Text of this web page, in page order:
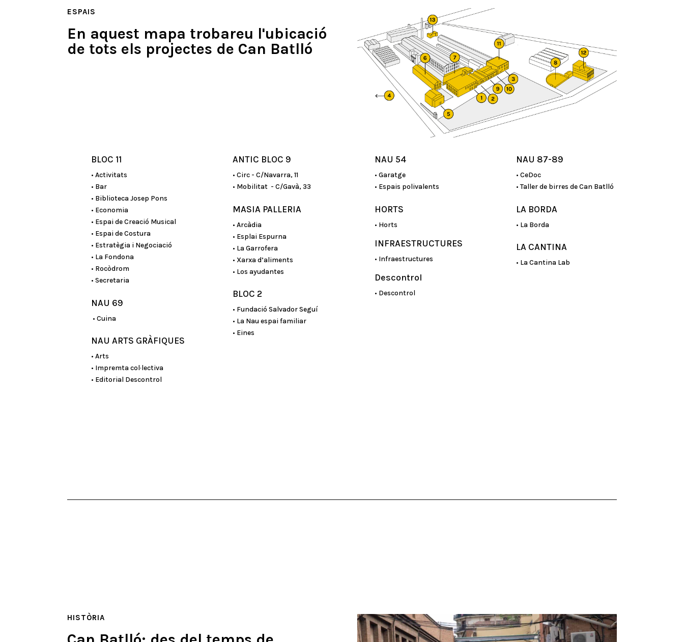
ESPAIS
En aquest mapa trobareu l'ubicació
de tots els projectes de Can Batlló
BLOC 11
• Activitats
• Bar
• Biblioteca Josep Pons
• Economia
• Espai de Creació Musical
• Espai de Costura
• Estratègia i Negociació
• La Fondona
• Rocòdrom
• Secretaria
NAU 69
• Cuina
NAU ARTS GRÀFIQUES
• Arts
• Impremta col·lectiva
• Editorial Descontrol
ANTIC BLOC 9
• Circ - C/Navarra, 11
• Mobilitat - C/Gavà, 33
MASIA PALLERIA
• Arcàdia
• Esplai Espurna
• La Garrofera
• Xarxa d’aliments
• Los ayudantes
BLOC 2
• Fundació Salvador Seguí
• La Nau espai familiar
• Eines
NAU 54
• Garatge
• Espais polivalents
HORTS
• Horts
INFRAESTRUCTURES
• Infraestructures
Descontrol
• Descontrol
NAU 87-89
• CeDoc
• Taller de birres de Can Batlló
LA BORDA
• La Borda
LA CANTINA
• La Cantina Lab
HISTÒRIA